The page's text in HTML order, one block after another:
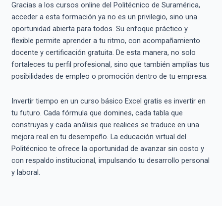
Gracias a los cursos online del Politécnico de Suramérica,
acceder a esta formación ya no es un privilegio, sino una
oportunidad abierta para todos. Su enfoque práctico y
flexible permite aprender a tu ritmo, con acompañamiento
docente y certificación gratuita. De esta manera, no solo
fortaleces tu perfil profesional, sino que también amplías tus
posibilidades de empleo o promoción dentro de tu empresa.
Invertir tiempo en un curso básico Excel gratis es invertir en
tu futuro. Cada fórmula que domines, cada tabla que
construyas y cada análisis que realices se traduce en una
mejora real en tu desempeño. La educación virtual del
Politécnico te ofrece la oportunidad de avanzar sin costo y
con respaldo institucional, impulsando tu desarrollo personal
y laboral.